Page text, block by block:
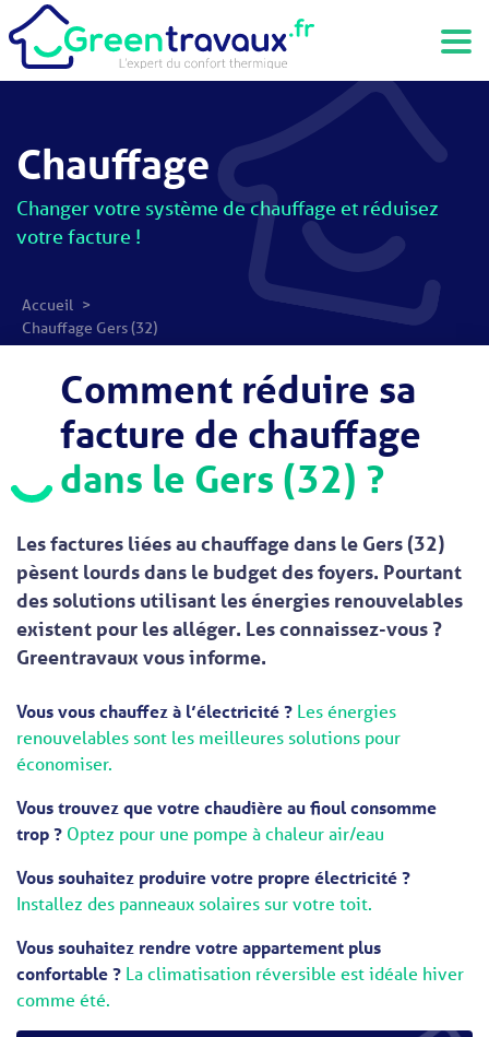
Chauffage
Changer votre système de chauffage et réduisez
votre facture !
Accueil >
Chauffage Gers (32)
Comment réduire sa
facture de chauffage
dans le Gers (32) ?
Les factures liées au chauffage dans le Gers (32)
pèsent lourds dans le budget des foyers. Pourtant
des solutions utilisant les énergies renouvelables
existent pour les alléger. Les connaissez-vous ?
Greentravaux vous informe.
Vous vous chauffez à l’électricité ? Les énergies
renouvelables sont les meilleures solutions pour
économiser.
Vous trouvez que votre chaudière au fioul consomme
trop ? Optez pour une pompe à chaleur air/eau
Vous souhaitez produire votre propre électricité ?
Installez des panneaux solaires sur votre toit.
Vous souhaitez rendre votre appartement plus
confortable ? La climatisation réversible est idéale hiver
comme été.